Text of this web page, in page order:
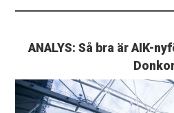
ANALYS: Så bra är AIK-